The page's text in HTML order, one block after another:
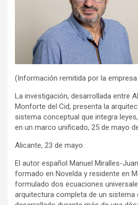
(Información remitida por la
La investigación, desarrollada entre
Monforte del Cid, presenta la
sistema conceptual que integra
en un marco unificado, 25 de mayo
Alicante, 23 de mayo.
El autor español Manuel Miralles-
formado en Novelda y residente en
formulado dos ecuaciones
arquitectura completa de un sistema